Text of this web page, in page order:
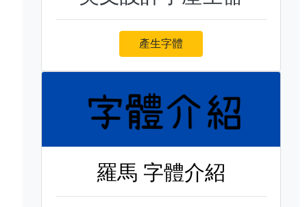
產生字體
羅馬 字體介紹